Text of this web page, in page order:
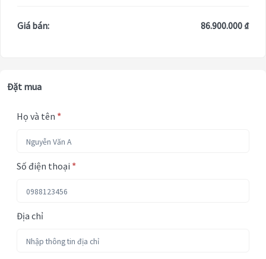
Giá bán: 86.900.000 ₫
Đặt mua
Họ và tên *
Số điện thoại *
Địa chỉ